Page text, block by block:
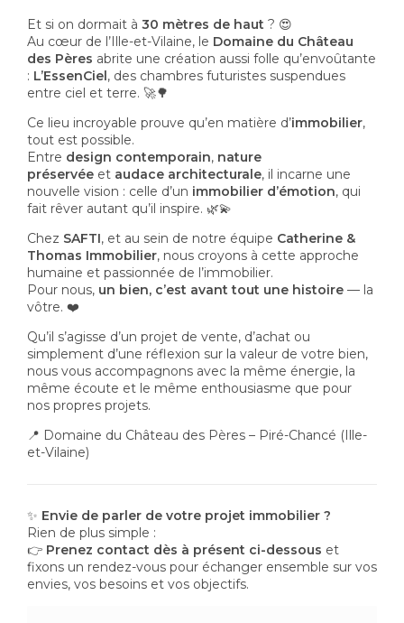
Et si on dormait à 30 mètres de haut ? 😍
Au cœur de l’Ille-et-Vilaine, le Domaine du Château
des Pères abrite une création aussi folle qu’envoûtante
: L’EssenCiel, des chambres futuristes suspendues
entre ciel et terre. 🚀🌳
Ce lieu incroyable prouve qu’en matière d’immobilier,
tout est possible.
Entre design contemporain, nature
préservée et audace architecturale, il incarne une
nouvelle vision : celle d’un immobilier d’émotion, qui
fait rêver autant qu’il inspire. 🌿💫
Chez SAFTI, et au sein de notre équipe Catherine &
Thomas Immobilier, nous croyons à cette approche
humaine et passionnée de l’immobilier.
Pour nous, un bien, c’est avant tout une histoire — la
vôtre. ❤️
Qu’il s’agisse d’un projet de vente, d’achat ou
simplement d’une réflexion sur la valeur de votre bien,
nous vous accompagnons avec la même énergie, la
même écoute et le même enthousiasme que pour
nos propres projets.
📍 Domaine du Château des Pères – Piré-Chancé (Ille-
et-Vilaine)
✨ Envie de parler de votre projet immobilier ?
Rien de plus simple :
👉 Prenez contact dès à présent ci-dessous et
fixons un rendez-vous pour échanger ensemble sur vos
envies, vos besoins et vos objectifs.